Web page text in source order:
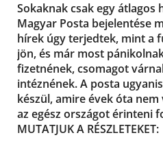
Sokaknak csak egy
Magyar Posta bejelentése
hírek úgy terjedtek, mint a
jön, és már most
fizetnének, csomagot
intéznének. A posta
készül, amire évek óta
az egész országot érinteni
MUTATJUK A RÉSZLETEKET: